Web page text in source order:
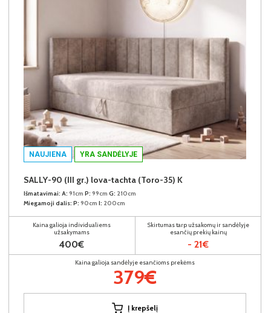
NAUJIENA YRA SANDĖLYJE
SALLY-90 (III gr.) lova-tachta (Toro-35) K
Išmatavimai: A: 91cm P: 99cm G: 210cm
Miegamoji dalis: P: 90cm I: 200cm
Kaina galioja individualiems
užsakymams
400€
Skirtumas tarp užsakomų ir sandėlyje
esančių prekių kainų
- 21€
Kaina galioja sandėlyje esančioms prekėms
379€
Į krepšelį